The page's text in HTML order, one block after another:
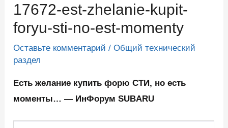
17672-est-zhelanie-kupit-
foryu-sti-no-est-momenty
Оставьте комментарий /Общий технический
раздел
Есть желание купить форю СТИ, но есть
моменты… — ИнФорум SUBARU